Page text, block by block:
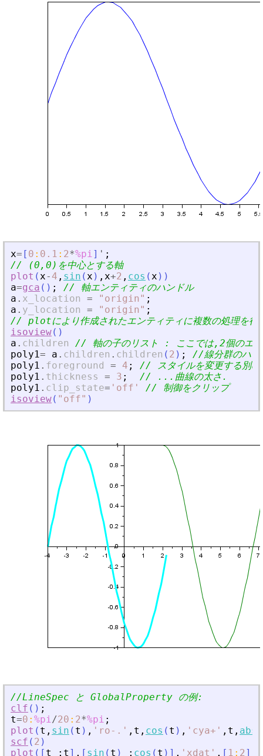
x= [ 0 : 0.1 : 2*%pi] ' ;
// (0,0)を中心とする軸
plot (x- 4 , sin (x ) , x+2 , cos (x ) )
a=gca ( ) ;
// 軸エンティティのハンドル
a . x_location = " origin" ;
a . y_location = " origin" ;
// plotにより作成されたエンティティに複数の処理を行
isoview( )
a . children
// 軸の子のリスト : ここでは,2個のエン
poly1= a . children . children ( 2 ) ;
//線分群のハ
poly1 . foreground = 4 ;
// スタイルを変更する別
poly1 . thickness = 3 ;
// ...曲線の太さ.
poly1 . clip_state= ' off '
// 制御をクリップ
isoview( " off" )
//LineSpec と GlobalProperty の例:
clf ( ) ;
t=0 : %pi/20 : 2*%pi ;
plot ( t , sin ( t ) , ' ro- . ' , t , cos ( t ) , ' cya+ ' , t , abs
scf ( 2 )
plot ( [ t ; t ] , [ sin ( t ) ; cos ( t ) ] , ' xdat ' , [ 1 : 2]